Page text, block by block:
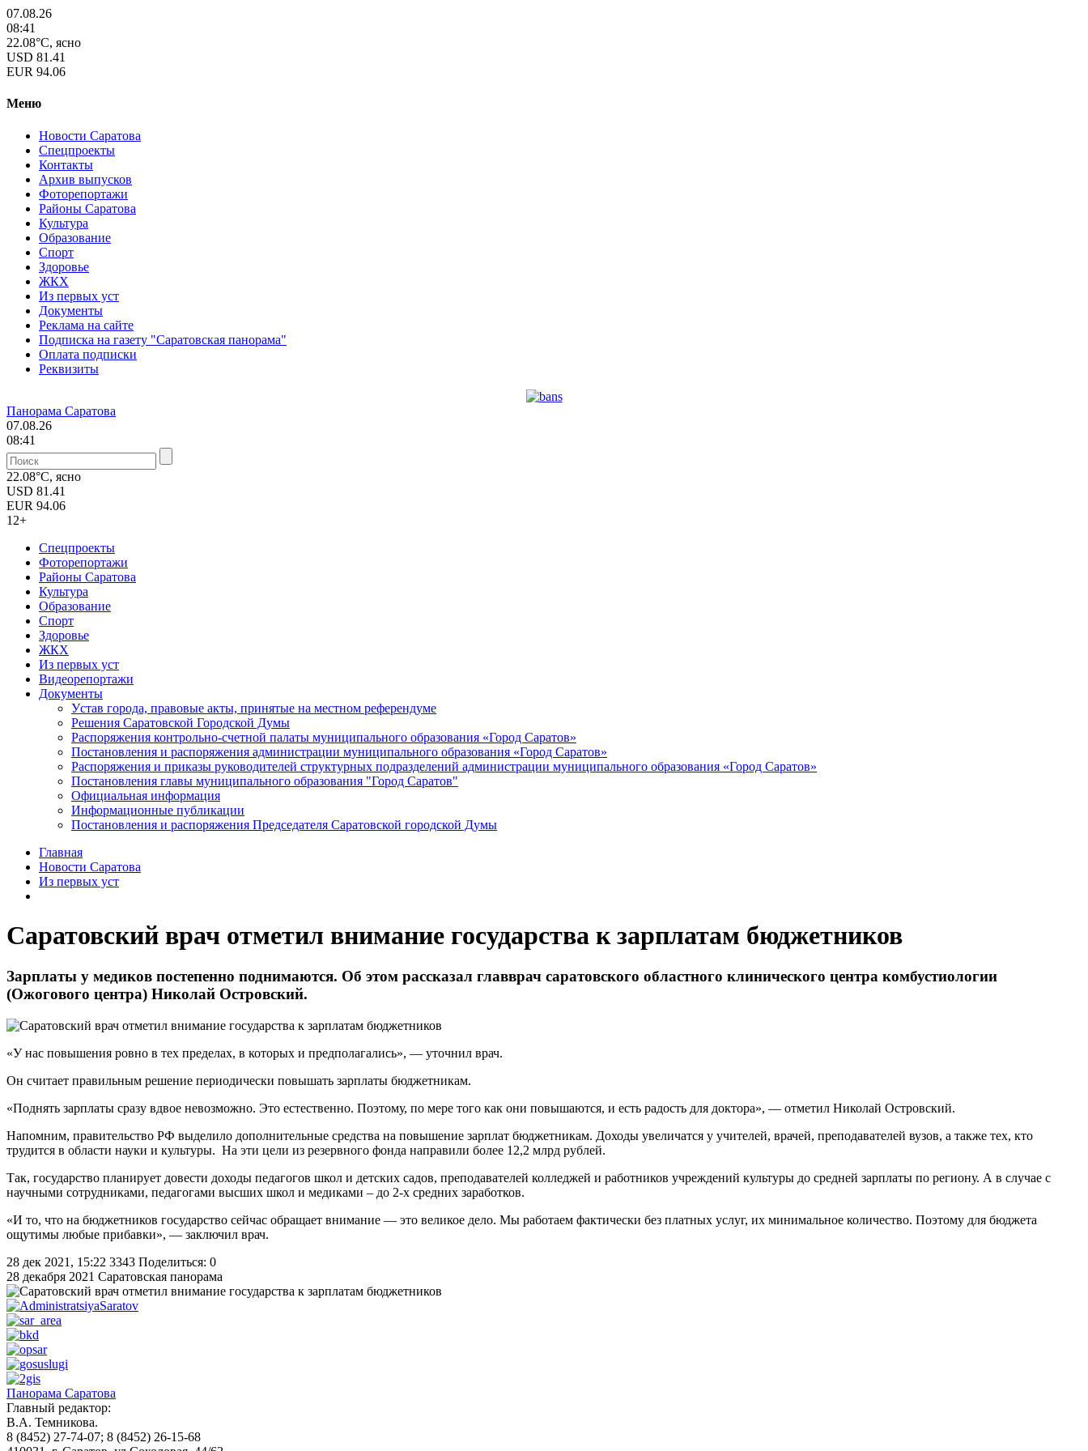
07.08.26
08:41
22.08°C, ясно
USD 81.41
EUR 94.06
Меню
Новости Саратова
Спецпроекты
Контакты
Архив выпусков
Фоторепортажи
Районы Саратова
Культура
Образование
Спорт
Здоровье
ЖКХ
Из пеpвых уст
Документы
Реклама на сайте
Подписка на газету "Саратовская панорама"
Оплата подписки
Реквизиты
Панорама Саратова
07.08.26
08:41
22.08°C, ясно
USD 81.41
EUR 94.06
12+
Спецпроекты
Фоторепортажи
Районы Саратова
Культура
Образование
Спорт
Здоровье
ЖКХ
Из пеpвых уст
Видеорепортажи
Документы
Уcтав города, правовые акты, принятые на местном референдуме
Решения Саратовской Городской Думы
Распоряжения контрольно-счетной палаты муниципального образования «Город Саратов»
Постановления и распоряжения администрации муниципального образования «Город Саратов»
Распоряжения и приказы руководителей структурных подразделений администрации муниципального образования «Город Саратов»
Постановления главы муниципального образования "Город Саратов"
Официальная информация
Информационные публикации
Постановления и распоряжения Председателя Саратовской городской Думы
Главная
Новости Саратова
Из пеpвых уст
Саратовский врач отметил внимание государства к зарплатам бюджетников
Зарплаты у медиков постепенно поднимаются. Об этом рассказал главврач саратовского областного клинического центра комбустиологии
(Ожогового центра) Николай Островский.
«У нас повышения ровно в тех пределах, в которых и предполагались», — уточнил врач.
Он считает правильным решение периодически повышать зарплаты бюджетникам.
«Поднять зарплаты сразу вдвое невозможно. Это естественно. Поэтому, по мере того как они повышаются, и есть радость для доктора», — отметил Николай Островский.
Напомним, правительство РФ выделило дополнительные средства на повышение зарплат бюджетникам. Доходы увеличатся у учителей, врачей, преподавателей вузов, а также тех, кто
трудится в области науки и культуры. На эти цели из резервного фонда направили более 12,2 млрд рублей.
Так, государство планирует довести доходы педагогов школ и детских садов, преподавателей колледжей и работников учреждений культуры до средней зарплаты по региону. А в случае с
научными сотрудниками, педагогами высших школ и медиками – до 2-х средних заработков.
«И то, что на бюджетников государство сейчас обращает внимание — это великое дело. Мы работаем фактически без платных услуг, их минимальное количество. Поэтому для бюджета
ощутимы любые прибавки», — заключил врач.
28 дек 2021, 15:22 3343 Поделиться: 0
28 декабря 2021 Саратовская панорама
Панорама Саратова
Главный редактор:
В.А. Темникова.
8 (8452) 27-74-07; 8 (8452) 26-15-68